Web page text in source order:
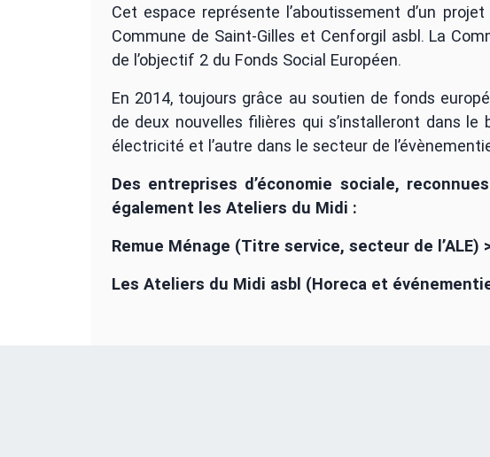
Cet espace représente l’aboutissement d’un
Commune de Saint-Gilles et Cenforgil asbl. La
de l’objectif 2 du Fonds Social Européen.
En 2014, toujours grâce au soutien de fonds
de deux nouvelles filières qui s’installeront dans
électricité et l’autre dans le secteur de
Des entreprises d’économie sociale,
également les Ateliers du Midi :
Remue Ménage (Titre service, secteur de l’ALE)
Les Ateliers du Midi asbl (Horeca et